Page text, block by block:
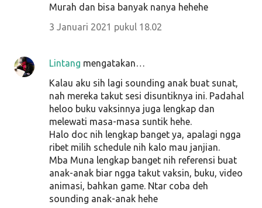
Murah dan bisa banyak nanya hehehe
3 Januari 2021 pukul 18.02
Lintang mengatakan…
Kalau aku sih lagi sounding anak buat sunat,
nah mereka takut sesi disuntiknya ini. Padahal
heloo buku vaksinnya juga lengkap dan
melewati masa-masa suntik hehe.
Halo doc nih lengkap banget ya, apalagi ngga
ribet milih schedule nih kalo mau janjian.
Mba Muna lengkap banget nih referensi buat
anak-anak biar ngga takut vaksin, buku, video
animasi, bahkan game. Ntar coba deh
sounding anak-anak hehe